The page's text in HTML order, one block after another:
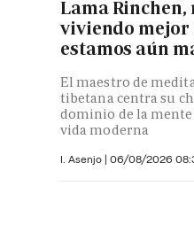
Lama Rinchen,
viviendo mejor
estamos aún
El maestro de
tibetana centra su
dominio de la
vida moderna
I. Asenjo | 06/08/2026